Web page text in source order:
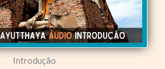
Introdução